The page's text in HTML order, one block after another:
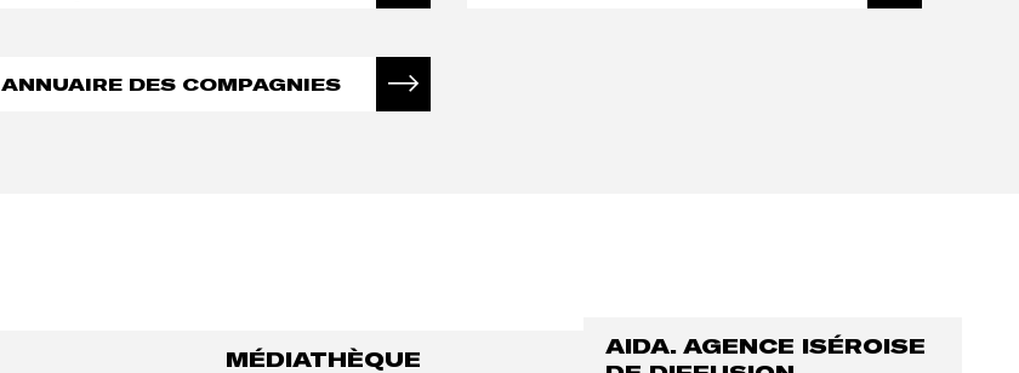
ANNUAIRE DES COMPAGNIES
MÉDIATHÈQUE
AIDA. AGENCE ISÉROISE